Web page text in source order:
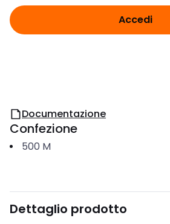
Accedi
Documentazione
Confezione
500 M
Dettaglio prodotto